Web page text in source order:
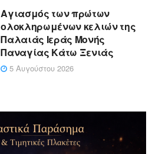
Αγιασμός των πρώτων
ολοκληρωμένων κελιών της
Παλαιάς Ιεράς Μονής
Παναγίας Κάτω Ξενιάς
5 Αυγούστου 2026